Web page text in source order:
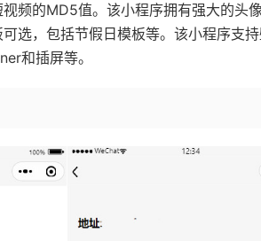
频的MD5值。该小程序拥有强大的头
选，包括节假日模板等。该小程序支
和插屏等。